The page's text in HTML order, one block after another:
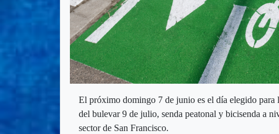
El próximo domingo 7 de junio es el día elegido
del bulevar 9 de julio, senda peatonal y bicisenda a
sector de San Francisco.